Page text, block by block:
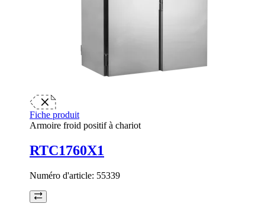
Fiche produit
Armoire froid positif à chariot
RTC1760X1
Numéro d'article: 55339